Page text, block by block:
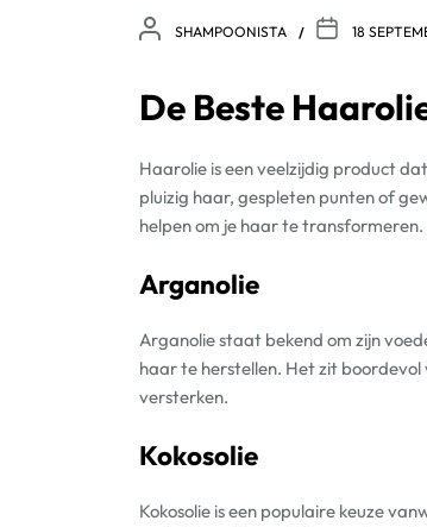
SHAMPOONISTA 18
De Beste
Haarolie is een veelzijdig product
pluizig haar, gespleten punten of
helpen om je haar te
Arganolie
Arganolie staat bekend om zijn
haar te herstellen. Het zit boordevol
versterken.
Kokosolie
Kokosolie is een populaire keuze